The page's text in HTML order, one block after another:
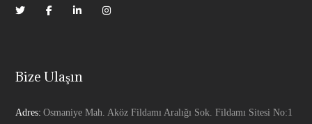
Bize Ulaşın
Adres: Osmaniye Mah. Aköz Fildamı Aralığı Sok. Fildamı Sitesi No:1